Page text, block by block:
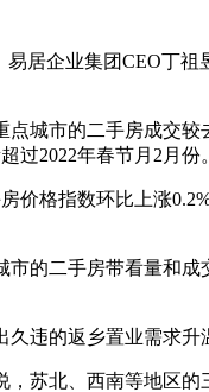
企业集团CEO丁祖
市的二手房成交较
过2022年春节月2月份。
格指数环比上涨
二手房带看量和成
的返乡置业需求升
北、西南等地区的